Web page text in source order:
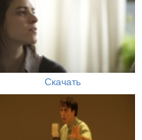
Скачать